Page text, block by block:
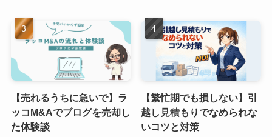
【売れるうちに急いで】ラ
ッコM&Aでブログを売却し
た体験談
【繁忙期でも損しない】引
越し見積もりでなめられな
いコツと対策